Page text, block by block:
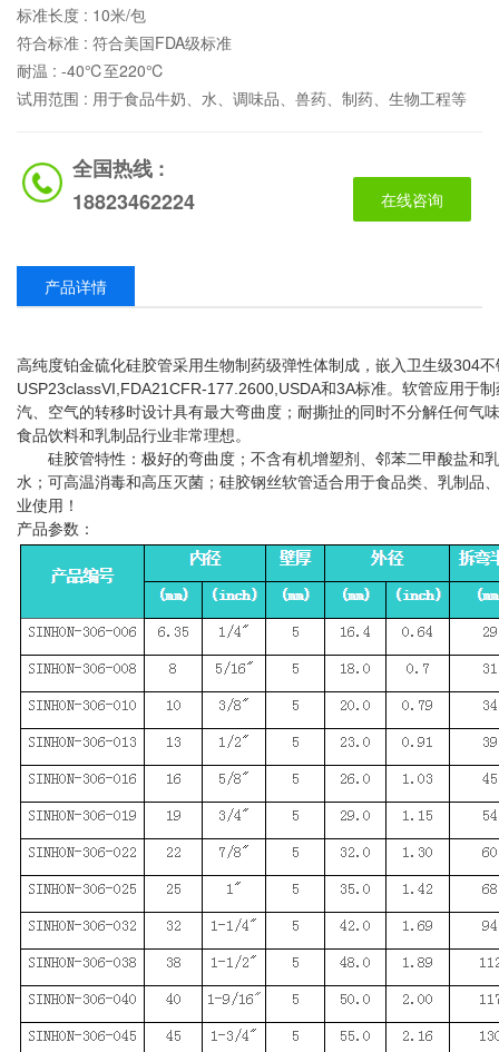
标准长度 : 10米/包
符合标准 : 符合美国FDA级标准
耐温 : -40℃至220℃
试用范围 : 用于食品牛奶、水、调味品、兽药、制药、生物工程等
全国热线 :
18823462224
在线咨询
产品详情
高纯度铂金硫化硅胶管采用生物制药级弹性体制成，嵌入卫生级304
USP23classVI,FDA21CFR-177.2600,USDA和3A标准。软管应用于
汽、空气的转移时设计具有最大弯曲度；耐撕扯的同时不分解任何气
食品饮料和乳制品行业非常理想。
硅胶管特性：极好的弯曲度；不含有机增塑剂、邻苯二甲酸盐和
水；可高温消毒和高压灭菌；硅胶钢丝软管适合用于食品类、乳制品
业使用！
产品参数：